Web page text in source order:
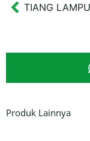
Prev
Produk Lainnya